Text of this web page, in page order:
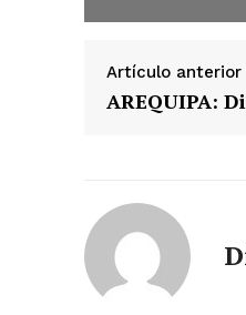
Artículo anterior
AREQUIPA: